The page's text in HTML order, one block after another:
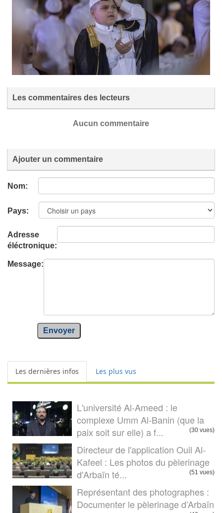
Les commentaires des lecteurs
Aucun commentaire
Ajouter un commentaire
Nom:
Pays:
Adresse
éléctronique:
Message:
Envoyer
Les dernières infos Les plus vus
L'université Al-Ameed : le
complexe Umm Al-Banin (que la
paix soit sur elle) a f...
(30 vues)
Directeur de l'application Ouil Al-
Kafeel : Les photos du pèlerinage
d'Arbaïn té...
(51 vues)
Représentant des photographes :
Documenter le pèlerinage d’Arbaïn